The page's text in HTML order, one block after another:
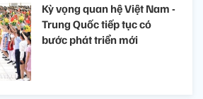
Kỳ vọng quan hệ Việt Nam -
Trung Quốc tiếp tục có
bước phát triển mới